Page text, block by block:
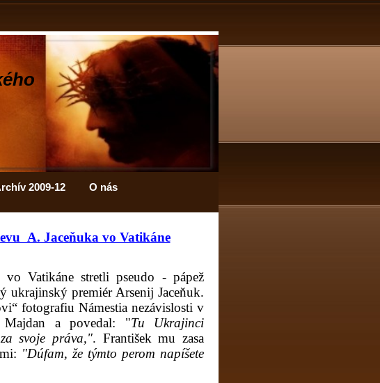
2009-12 O nás
A. Jaceňuka vo Vatikáne
Vatikáne stretli pseudo - pápež
ukrajinský premiér Arsenij Jaceňuk.
fotografiu Námestia nezávislosti v
Majdan a povedal: "Tu Ukrajinci
svoje práva,". František mu zasa
"Dúfam, že týmto perom napíšete